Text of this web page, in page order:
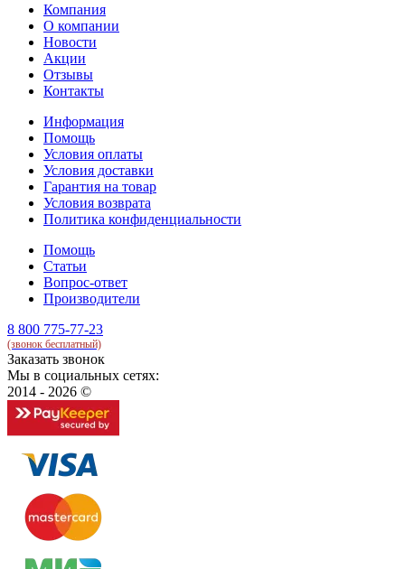
Компания
О компании
Новости
Акции
Отзывы
Контакты
Информация
Помощь
Условия оплаты
Условия доставки
Гарантия на товар
Условия возврата
Политика конфиденциальности
Помощь
Статьи
Вопрос-ответ
Производители
8 800 775-77-23
(звонок бесплатный)
Заказать звонок
Мы в социальных сетях:
2014 - 2026 ©